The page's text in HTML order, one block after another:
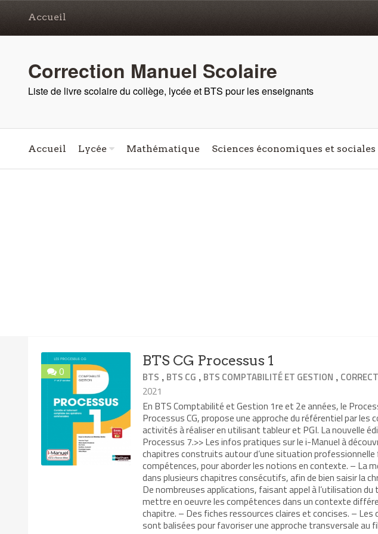
Accueil
Correction Manuel Scolaire
Liste de livre scolaire du collège, lycée et BTS pour les enseignants
Accueil Lycée Mathématique Sciences économiques et sociales
0
BTS CG Processus 1
BTS , BTS CG , BTS COMPTABILITÉ ET GESTION ,
2021
En BTS Comptabilité et Gestion 1re et 2e années, le
Processus CG, propose une approche du référentiel par
activités à réaliser en utilisant tableur et PGI. La nouvelle
Processus 7.>> Les infos pratiques sur le i-Manuel à
chapitres construits autour d’une situation professionnelle
compétences, pour aborder les notions en contexte. – La
dans plusieurs chapitres consécutifs, afin de bien saisir la
De nombreuses applications, faisant appel à l’utilisation
mettre en oeuvre les compétences dans un contexte
chapitre. – Des fiches ressources claires et concises. –
sont balisées pour favoriser une approche transversale au